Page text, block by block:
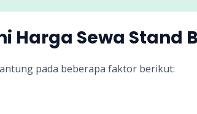
Harga Sewa Stand
pada beberapa faktor berikut: